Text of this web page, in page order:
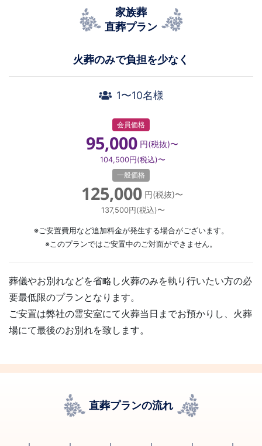
家族葬
直葬プラン
火葬のみで負担を少なく
1〜10名様
会員価格
95,000 円(税抜)〜
104,500円(税込)〜
一般価格
125,000 円(税抜)〜
137,500円(税込)〜
※ご安置費用など追加料金が発生する場合がございます。
※このプランではご安置中のご対面ができません。
葬儀やお別れなどを省略し火葬のみを執り行いたい方の必
要最低限のプランとなります。
ご安置は弊社の霊安室にて火葬当日までお預かりし、火葬
場にて最後のお別れを致します。
直葬プランの流れ